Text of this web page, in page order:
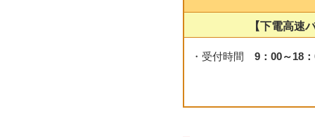
【下電高速
・受付時間 9：00～18